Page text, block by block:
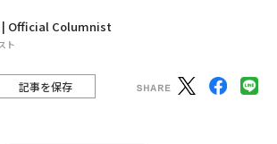
| Official Columnist
ト
記事を保存